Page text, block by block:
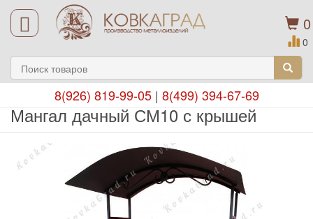
0
0
8(926) 819-99-05| 8(499) 394-67-69
Мангал дачный СМ10 с крышей